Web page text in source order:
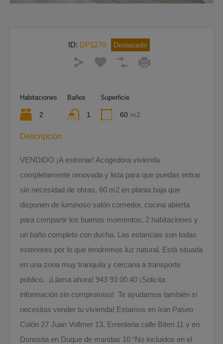
ID: DP1270 Destacado
Habitaciones
2
Baños
1
Superficie
60 m2
Descripción
VENDIDO ¡A estrenar! Acogedora vivienda
completamente renovada y lista para que puedas entrar
sin necesidad de obras. 60 m2 en planta baja que
disponen de luminoso salón comedor, cocina abierta
para compartir los buenos momentos, 2 habitaciones y
un baño completo con ducha. Las estancias son todas
exteriores por lo que tendremos luz natural. Está situada
en una zona muy tranquila y cercana a transporte
público. ¡Llama ahora! 943 93 00 40 ¡Solicita
información sin compromiso! Te ayudamos también si
necesitas vender tu vivienda! Estamos en Irún Paseo
Colón 27 Juan Vollmer 13, Errenteria calle Biteri 11 y en
Donostia en Duque de mandas 10 “No incluidos en el